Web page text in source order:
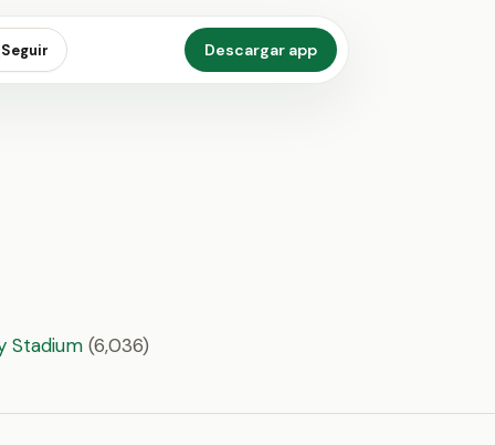
Seguir Descargar app
Stadium(6,036)